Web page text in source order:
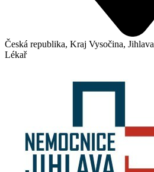
Česká republika, Kraj Vysočina, Jihlava
Lékař